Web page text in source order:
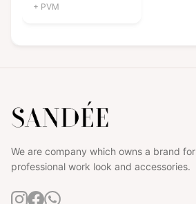
+ PVM
We are company which owns a brand for
professional work look and accessories.